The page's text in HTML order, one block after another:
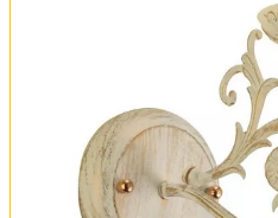
FAQ
Отзывы